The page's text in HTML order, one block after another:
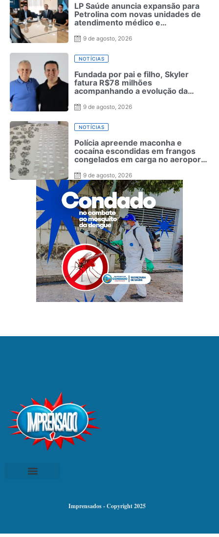
LP Saúde anuncia expansão para
Petrolina com novas unidades de
atendimento médico e
9 de agosto, 2026
NOTÍCIAS
Fundada por pai e filho, Skyler
fatura R$78 milhões
acompanhando a evolução da
9 de agosto, 2026
NOTÍCIAS
Polícia apreende maconha e
cocaína escondidas em frangos
congelados em carga no aeroporto
9 de agosto, 2026
Imprensados - Copyright 2025